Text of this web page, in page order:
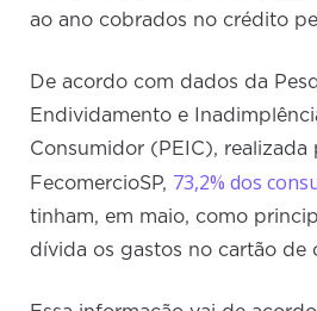
ao ano cobrados no crédito
De acordo com dados da
Endividamento e
Consumidor (PEIC), realizada
FecomercioSP, 73,2% dos
tinham, em maio, como
dívida os gastos no cartão de